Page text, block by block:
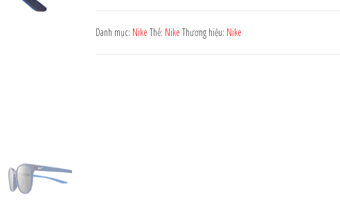
DC7448
Danh mục: Nike Thẻ: Nike Thương hiệu: Nike